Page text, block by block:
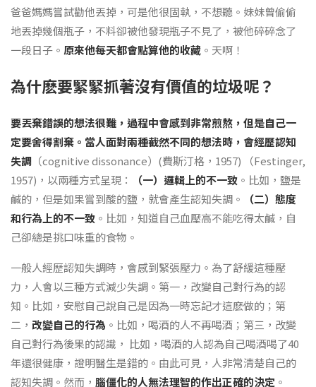
爸爸媽媽嘗試勸他丟掉，可是他很固執，不想聽。妹妹曾偷偷
地丟掉幾個瓶子，不料卻被他發現瓶子不見了，被他碎碎念了
一段日子。 原來他每天都會點算他的收藏 。天啊！
為什麽要緊緊抓著沒有價值的垃圾呢？
要丟棄錯誤的想法很難，過程中會感到非常煎熬，但是自己一
定要舍得割棄。當人面對兩種截然不同的想法時，會經歷認知
失調 （cognitive dissonance）(費斯汀格，1957) （Festinger,
1957)，以兩種方式呈現：
（一）邏輯上的不一致 。比如，鹽是
鹹的，但是如果嘗到酸的鹽，就會產生認知失調。
（二）態度
和行為上的不一致 。比如，知道自己血壓高不能吃得太鹹，自
己卻總是挑口味重的食物。
一般人經歷認知失調時，會感到緊張壓力。為了舒緩這種壓
力，人會以三種方式減少失調。第一，改變自己對行為的認
知。比如，安慰自己說自己是因為一時忘記才這麽做的；第
二， 改變自己的行為 。比如，喝酒的人不再喝酒；第三，改變
自己對行為後果的認識， 比如，喝酒的人認為自己喝酒喝了40
年還很健康，證明醫生是錯的。由此可見，人非常清楚自己的
認知失調。然而， 腦僵化的人無法理智的作出正確的決定 。